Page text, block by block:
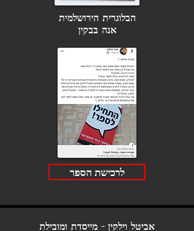
הבלוגרית הירושלמית
אנה בבקין
לרכישת הספר
אביטל וילקין - מייסדת ומובילת